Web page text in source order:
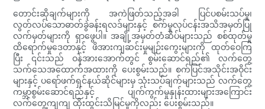
တောင်းဆိုချက်များကို အကဲဖြတ်သည့်အခါ ပြင်ပစမ်းသပ်မှု၊
လွတ်လပ်သောဓာတ်ခွဲခန်းရလဒ်များနှင့် စက်မှုလုပ်ငန်းအသိအမှတ်ပြု
လက်မှတ်များကို ရှာဖွေပါ။ အချို့အမှတ်တံဆိပ်များသည် စစ်ထုတ်မှု
ထိရောက်မှုဒေတာနှင့် ဖိအားကျဆင်းမှုမျဉ်းကွေးများကို ထုတ်ဝေကြ
ပြီး ၎င်းသည် ဝန်အားအောက်တွင် စွမ်းဆောင်ရည်၏ လက်တွေ့
သက်သေအထောက်အထားကို ပေးစွမ်းသည်။ စက်ပြင်အသိုင်းအဝိုင်း
များနှင့် ပရော်ဖက်ရှင်နယ်ဆိုင်များမှ သုံးသပ်ချက်များသည် လက်တွေ့
ကမ္ဘာစွမ်းဆောင်ရည်နှင့် ပျက်ကွက်မှုနှုန်းထားများအကြောင်း
လက်တွေ့ကျကျ ထိုးထွင်းသိမြင်မှုကိုလည်း ပေးစွမ်းသည်။